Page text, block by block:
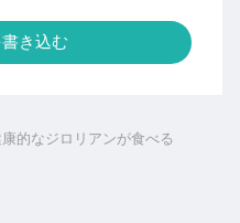
き込む
的なジロリアンが食べる